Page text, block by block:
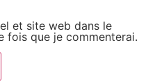
et site web dans le
fois que je commenterai.